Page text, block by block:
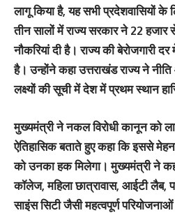
लागू किया है, यह सभी प्रदेशवासियों के
तीन सालों में राज्य सरकार ने 22
नौकरियां दी है। राज्य की बेरोजगारी
है। उन्होंने कहा उत्तराखंड राज्य ने नीति
लक्ष्यों की सूची में देश में प्रथम स्थान
मुख्यमंत्री ने नकल विरोधी कानून को
ऐतिहासिक बताते हुए कहा कि इससे
को उनका हक मिलेगा। मुख्यमंत्री ने
कॉलेज, महिला छात्रावास, आईटी लैब,
साइंस सिटी जैसी महत्वपूर्ण